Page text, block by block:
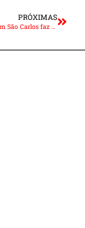
PRÓXIMAS
Fábrica da VW em São Carlos faz 25 anos: veja os principais marcos